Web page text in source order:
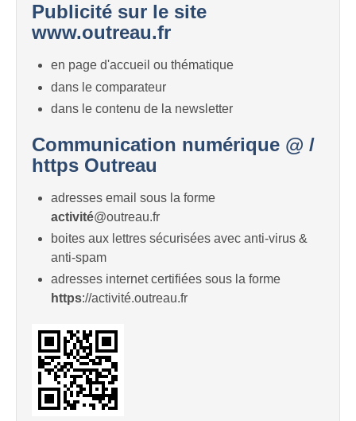
Publicité sur le site
www.outreau.fr
en page d'accueil ou thématique
dans le comparateur
dans le contenu de la newsletter
Communication numérique @ /
https Outreau
adresses email sous la forme
activité@outreau.fr
boites aux lettres sécurisées avec anti-virus &
anti-spam
adresses internet certifiées sous la forme
https://activité.outreau.fr